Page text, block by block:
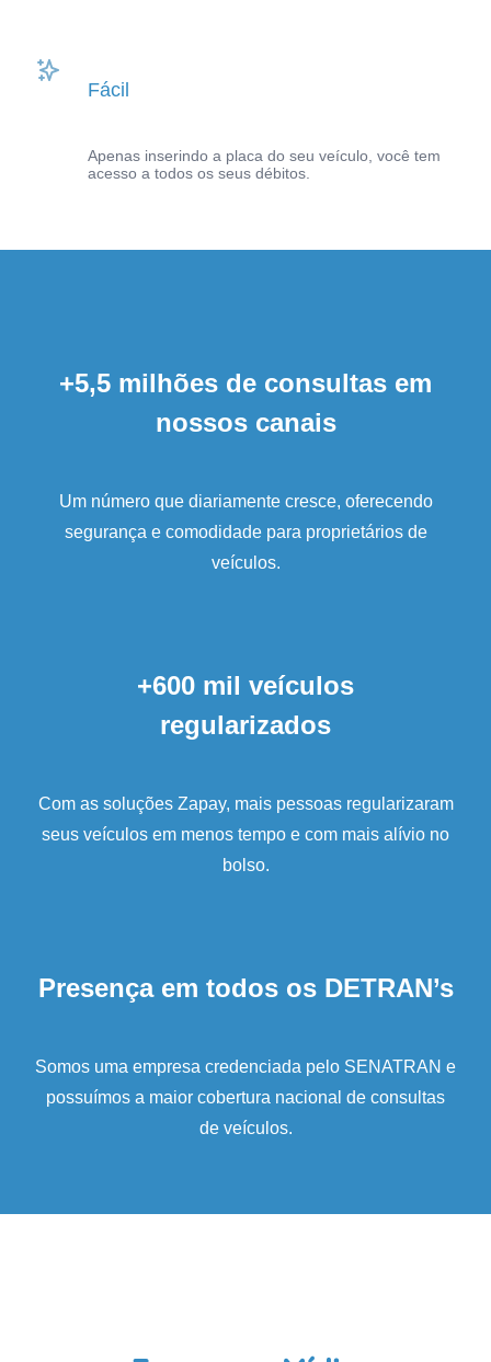
Fácil
Apenas inserindo a placa do seu veículo, você tem
acesso a todos os seus débitos.
+5,5 milhões de consultas em
nossos canais
Um número que diariamente cresce, oferecendo
segurança e comodidade para proprietários de
veículos.
+600 mil veículos
regularizados
Com as soluções Zapay, mais pessoas regularizaram
seus veículos em menos tempo e com mais alívio no
bolso.
Presença em todos os DETRAN’s
Somos uma empresa credenciada pelo SENATRAN e
possuímos a maior cobertura nacional de consultas
de veículos.